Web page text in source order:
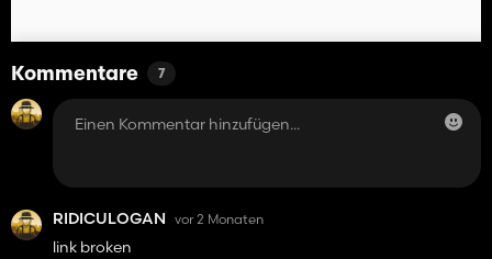
Kommentare 7
RIDICULOGAN vor 2 Monaten
link broken